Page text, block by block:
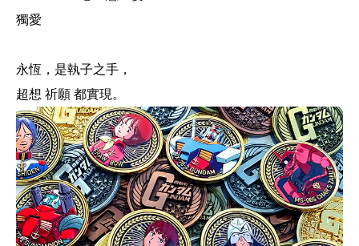
獨愛
永恆，是執子之手，
超想 祈願 都實現。